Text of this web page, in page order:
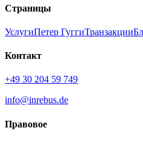
Страницы
УслугиПетер ГуггиТранзакции
Контакт
+49 30 204 59 749
info@inrebus.de
Правовое